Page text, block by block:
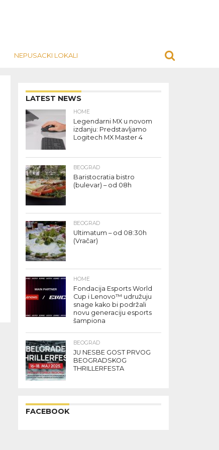
NEPUSACKI LOKALI
LATEST NEWS
HOME
Legendarni MX u novom
izdanju: Predstavljamo
Logitech MX Master 4
BEOGRAD
Baristocratia bistro
(bulevar) – od 08h
BEOGRAD
Ultimatum – od 08:30h
(Vračar)
HOME
Fondacija Esports World
Cup i Lenovo™ udružuju
snage kako bi podržali
novu generaciju esports
šampiona
BEOGRAD
JU NESBE GOST PRVOG
BEOGRADSKOG
THRILLERFESTA
FACEBOOK